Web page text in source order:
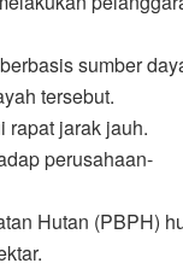
sumber
tersebut.
rapat jarak jauh.
perusahaan-
Hutan (PBPH)